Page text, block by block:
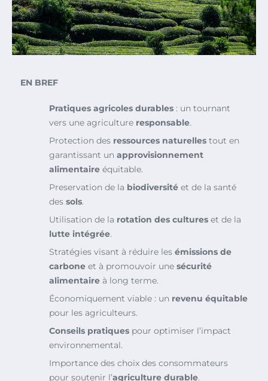
EN BREF
Pratiques agricoles durables : un tournant
vers une agriculture responsable.
Protection des ressources naturelles tout en
garantissant un approvisionnement
alimentaire équitable.
Preservation de la biodiversité et de la santé
des sols.
Utilisation de la rotation des cultures et de la
lutte intégrée.
Stratégies visant à réduire les émissions de
carbone et à promouvoir une sécurité
alimentaire à long terme.
Économiquement viable : un revenu équitable
pour les agriculteurs.
Conseils pratiques pour optimiser l’impact
environnemental.
Importance des choix des consommateurs
pour soutenir l’agriculture durable.